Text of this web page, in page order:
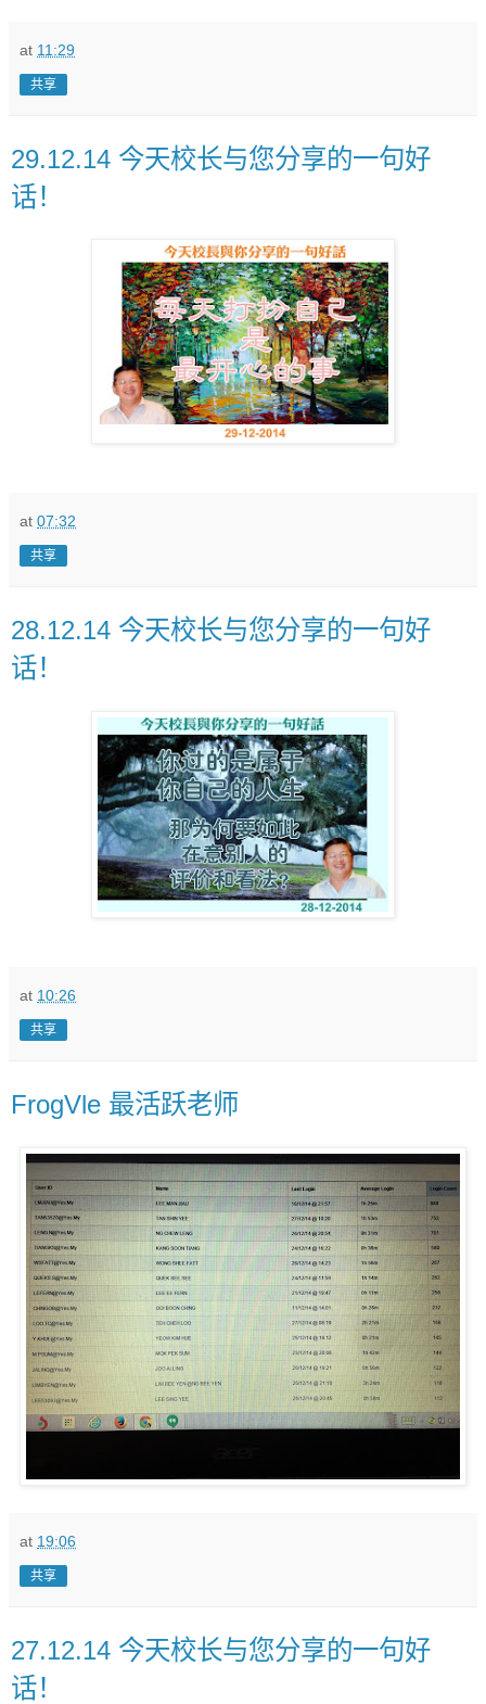
at 11:29
共享
29.12.14 今天校长与您分享的一句好
话！
at 07:32
共享
28.12.14 今天校长与您分享的一句好
话！
at 10:26
共享
FrogVle 最活跃老师
at 19:06
共享
27.12.14 今天校长与您分享的一句好
话！